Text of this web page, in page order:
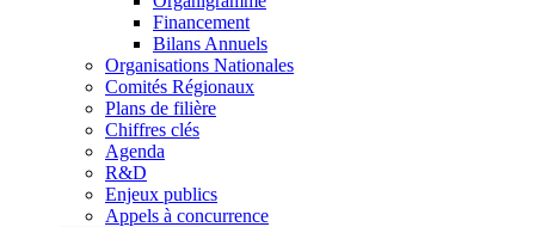
Financement
Bilans Annuels
Organisations Nationales
Comités Régionaux
Plans de filière
Chiffres clés
Agenda
R&D
Enjeux publics
Appels à concurrence